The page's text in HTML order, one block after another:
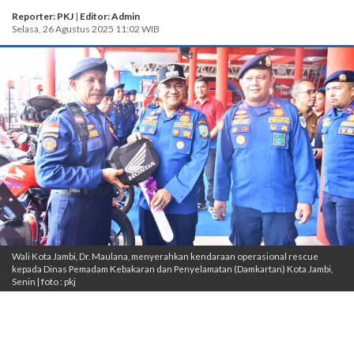
Reporter: PKJ | Editor: Admin
Selasa, 26 Agustus 2025 11:02 WIB
Wali Kota Jambi, Dr. Maulana, menyerahkan kendaraan operasional rescue
kepada Dinas Pemadam Kebakaran dan Penyelamatan (Damkartan) Kota Jambi,
Senin | foto : pkj